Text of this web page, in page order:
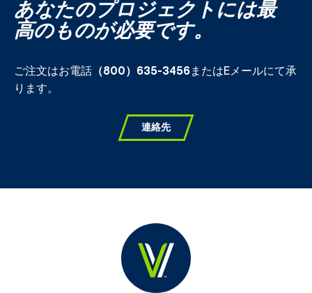
あなたのプロジェクトには最
高のものが必要です。
ご注文はお電話 （800）635-3456またはEメールにて承
ります。
連絡先